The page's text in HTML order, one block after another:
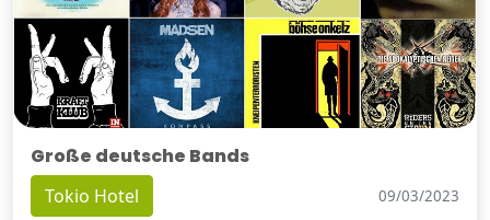
Große deutsche Bands
Tokio Hotel 09/03/2023